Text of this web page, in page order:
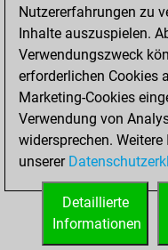
Bauer setzt Matt
Erstickte Matts
Türme auf der
STARTSEITE
Nutzererfahrungen zu
Inhalte auszuspielen.
Verwendungszweck
erforderlichen Cookies
Marketing-Cookies
Verwendung von
widersprechen.
unserer
Detaillierte
Informationen